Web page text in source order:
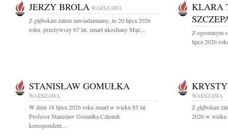
JERZY BROLA WARSZAWA
Z głębokim żalem zawiadamiamy, że 20 lipca 2026
roku, przeżywszy 67 lat, zmarł ukochany Mąż,...
KLARA
Z ogromnym
lipca 2026
STANISŁAW GOMUŁKA
WARSZAWA
W dniu 18 lipca 2026 roku zmarł w wieku 85 lat
Profesor Stanisław Gomułka Członek
korespondent...
WARSZAWA
Z głębokim
2026 w wieku